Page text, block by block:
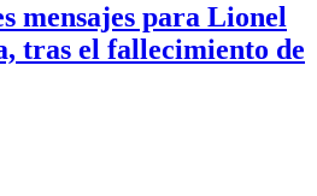
mensajes para Lionel
tras el fallecimiento de